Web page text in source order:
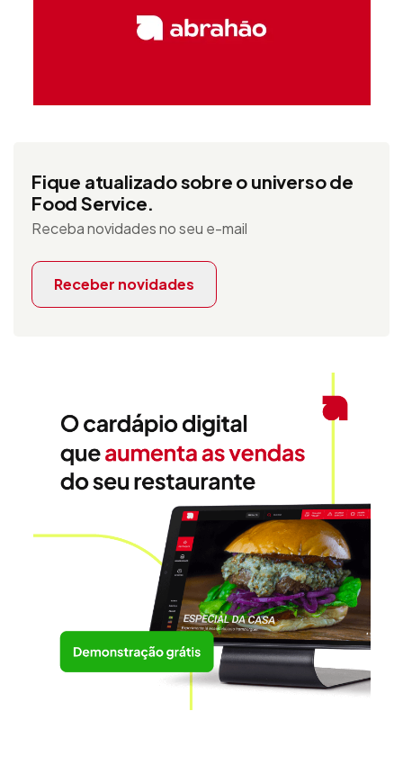
Fique atualizado sobre o universo de
Food Service.
Receba novidades no seu e-mail
Receber novidades